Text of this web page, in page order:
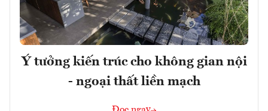
Ý tưởng kiến trúc cho không gian nội
- ngoại thất liền mạch